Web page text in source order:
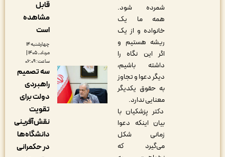
شمرده شود.
همه ما یک
خانواده و از یک
ریشه هستیم و
اگر این نگاه را
داشته باشیم،
دیگر دعوا و تجاوز
به حقوق یکدیگر
معنایی ندارد.
دکتر پزشکیان با
بیان اینکه دعوا
زمانی شکل
می‌گیرد که
مشاهده
چهارشنبه ۱۴
مرداد, ۱۴۰۵ |
سه تصمیم
راهبردی
دولت برای
نقش‌آفرینی
دانشگاه‌ها
در حکمرانی